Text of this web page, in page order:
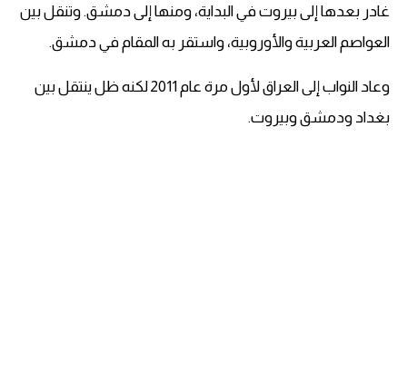
غادر بعدها إلى بيروت في البداية، ومنها إلى دمشق. وتنقل بين
العواصم العربية والأوروبية، واستقر به المقام في دمشق.
وعاد النواب إلى العراق لأول مرة عام 2011 لكنه ظل ينتقل بين
بغداد ودمشق وبيروت.